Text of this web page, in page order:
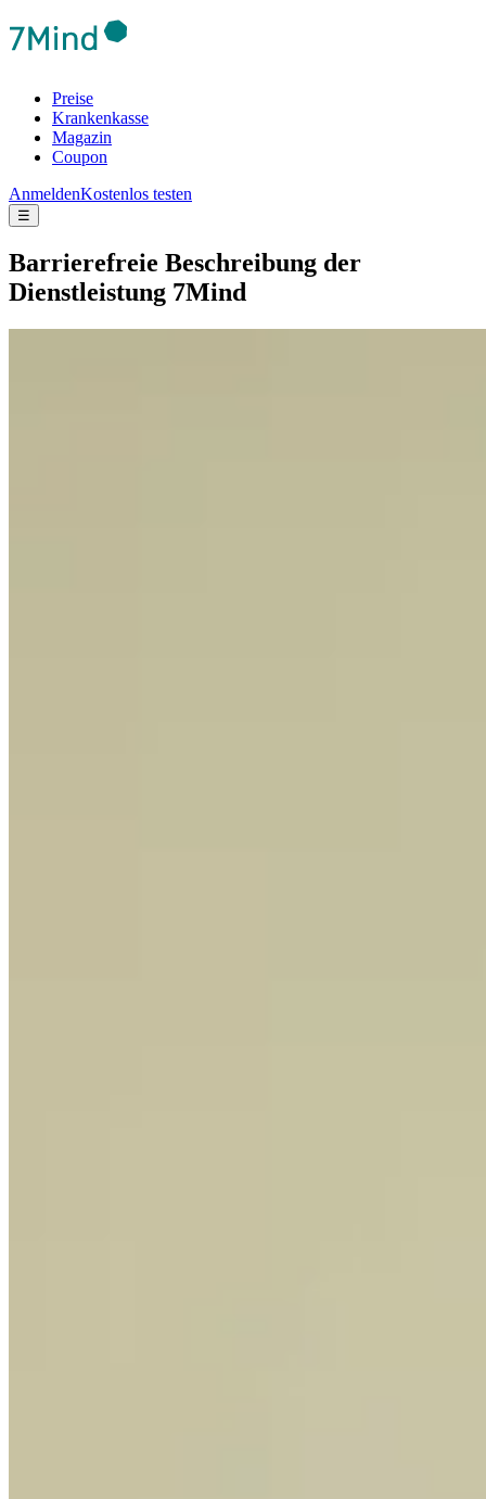
Preise
Krankenkasse
Magazin
Coupon
AnmeldenKostenlos testen
☰
Barrierefreie Beschreibung der
Dienstleistung 7Mind